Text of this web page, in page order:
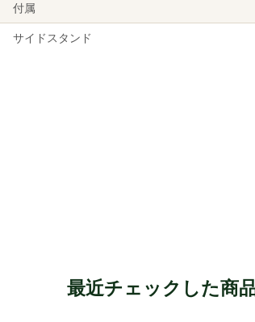
付属
サイドスタンド
最近チェックした商